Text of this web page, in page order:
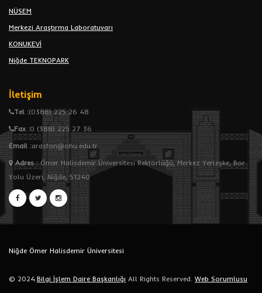
NÜSEM
Merkezi Araştırma Laboratuvarı
KONUKEVİ
Niğde TEKNOPARK
İletişim
Tel :(0388) 225 26 48
Fax :0 (388) 225 27 36
Email :arasfon@ohu.edu.tr
Adres:Ömer Halisdemir Üniversitesi Rektörlüğü, Merkez Yerleşke, Bor
Yolu Üzeri, Niğde, 51240
Niğde Ömer Halisdemir Üniversitesi
© 2024.Bilgi İşlem Daire Başkanlığı All Rights Reserved. Web Sorumlusu